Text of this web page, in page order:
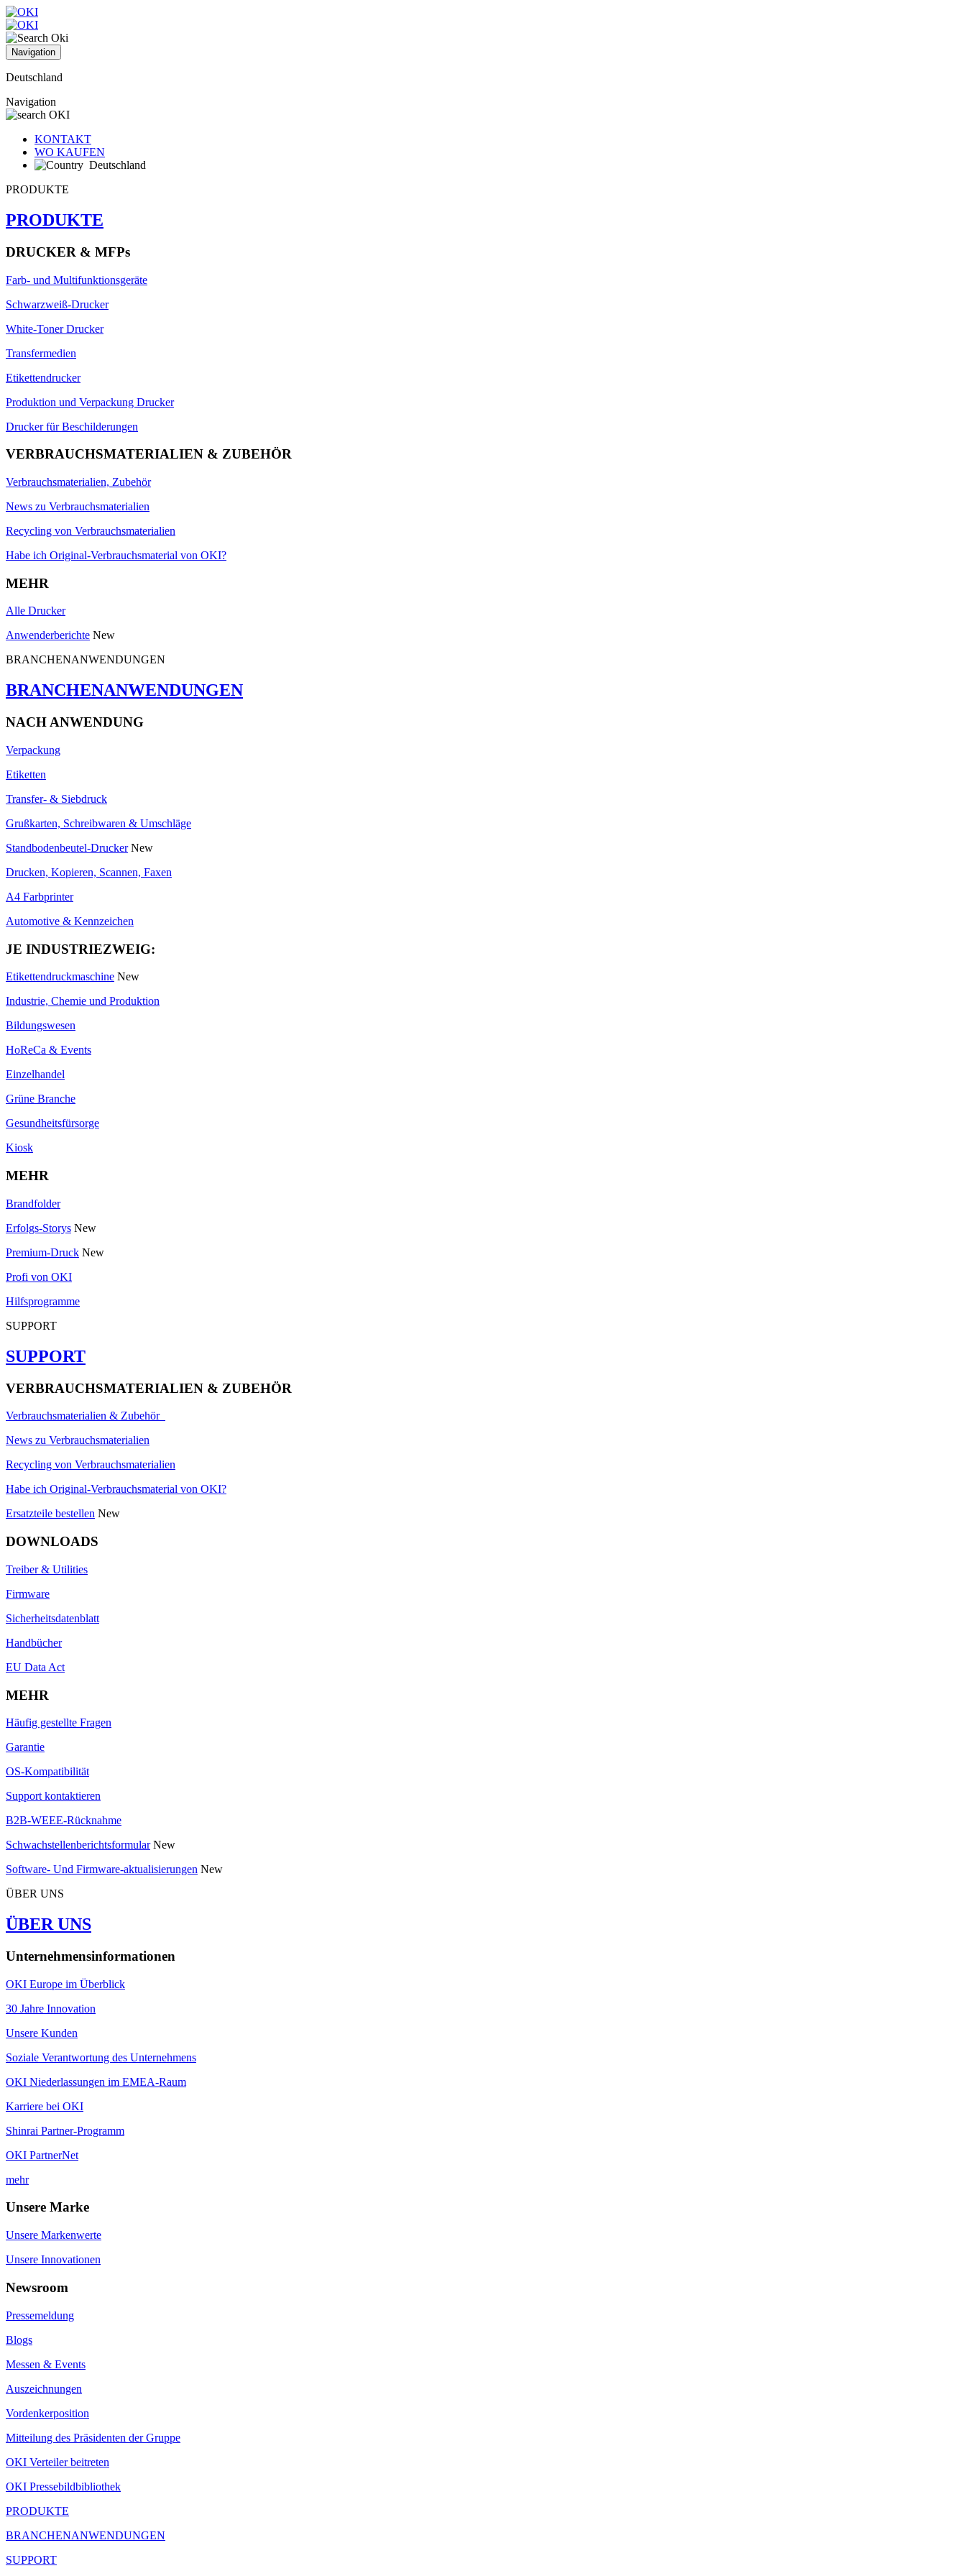
Navigation
Deutschland
Navigation
KONTAKT
WO KAUFEN
Deutschland
PRODUKTE
PRODUKTE
DRUCKER & MFPs
Farb- und Multifunktionsgeräte
Schwarzweiß-Drucker
White-Toner Drucker
Transfermedien
Etikettendrucker
Produktion und Verpackung Drucker
Drucker für Beschilderungen
VERBRAUCHSMATERIALIEN & ZUBEHÖR
Verbrauchsmaterialien, Zubehör
News zu Verbrauchsmaterialien
Recycling von Verbrauchsmaterialien
Habe ich Original-Verbrauchsmaterial von OKI?
MEHR
Alle Drucker
Anwenderberichte New
BRANCHENANWENDUNGEN
BRANCHENANWENDUNGEN
NACH ANWENDUNG
Verpackung
Etiketten
Transfer- & Siebdruck
Grußkarten, Schreibwaren & Umschläge
Standbodenbeutel-Drucker New
Drucken, Kopieren, Scannen, Faxen
A4 Farbprinter
Automotive & Kennzeichen
JE INDUSTRIEZWEIG:
Etikettendruckmaschine New
Industrie, Chemie und Produktion
Bildungswesen
HoReCa & Events
Einzelhandel
Grüne Branche
Gesundheitsfürsorge
Kiosk
MEHR
Brandfolder
Erfolgs-Storys New
Premium-Druck New
Profi von OKI
Hilfsprogramme
SUPPORT
SUPPORT
VERBRAUCHSMATERIALIEN & ZUBEHÖR
Verbrauchsmaterialien & Zubehör
News zu Verbrauchsmaterialien
Recycling von Verbrauchsmaterialien
Habe ich Original-Verbrauchsmaterial von OKI?
Ersatzteile bestellen New
DOWNLOADS
Treiber & Utilities
Firmware
Sicherheitsdatenblatt
Handbücher
EU Data Act
MEHR
Häufig gestellte Fragen
Garantie
OS-Kompatibilität
Support kontaktieren
B2B-WEEE-Rücknahme
Schwachstellenberichtsformular New
Software- Und Firmware-aktualisierungen New
ÜBER UNS
ÜBER UNS
Unternehmensinformationen
OKI Europe im Überblick
30 Jahre Innovation
Unsere Kunden
Soziale Verantwortung des Unternehmens
OKI Niederlassungen im EMEA-Raum
Karriere bei OKI
Shinrai Partner-Programm
OKI PartnerNet
mehr
Unsere Marke
Unsere Markenwerte
Unsere Innovationen
Newsroom
Pressemeldung
Blogs
Messen & Events
Auszeichnungen
Vordenkerposition
Mitteilung des Präsidenten der Gruppe
OKI Verteiler beitreten
OKI Pressebildbibliothek
PRODUKTE
BRANCHENANWENDUNGEN
SUPPORT